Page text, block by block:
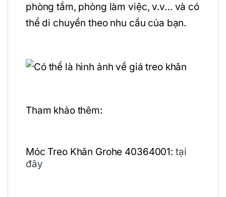
phòng tắm, phòng làm việc, v.v… và có
thể di chuyển theo nhu cầu của bạn.
Tham khảo thêm:
Móc Treo Khăn Grohe 40364001: tại
đây